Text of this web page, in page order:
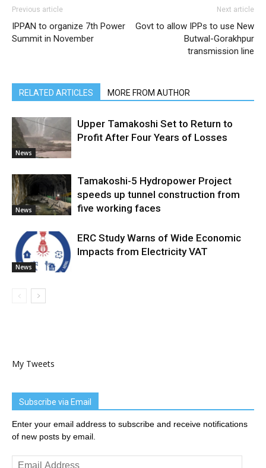
Previous article
IPPAN to organize 7th Power
Summit in November
Next article
Govt to allow IPPs to use New
Butwal-Gorakhpur
transmission line
RELATED ARTICLES MORE FROM AUTHOR
News
Upper Tamakoshi Set to Return to
Profit After Four Years of Losses
News
Tamakoshi-5 Hydropower Project
speeds up tunnel construction from
five working faces
News
ERC Study Warns of Wide Economic
Impacts from Electricity VAT
My Tweets
Subscribe via Email
Enter your email address to subscribe and receive notifications
of new posts by email.
Email